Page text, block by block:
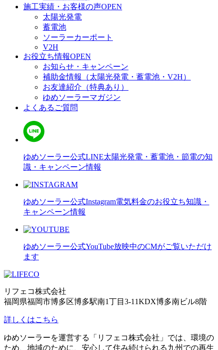
施工実績・お客様の声OPEN
太陽光発電
蓄電池
ソーラーカーポート
V2H
お役立ち情報OPEN
お知らせ・キャンペーン
補助金情報（太陽光発電・蓄電池・V2H）
お友達紹介（特典あり）
ゆめソーラーマガジン
よくあるご質問
ゆめソーラー公式LINE太陽光発電・蓄電池・節電の知
識・キャンペーン情報
ゆめソーラー公式Instagram電気料金のお役立ち知識・
キャンペーン情報
ゆめソーラー公式YouTube放映中のCMがご覧いただけ
ます
リフェコ株式会社
福岡県福岡市博多区博多駅南1丁目3-11KDX博多南ビル8階
詳しくはこちら
ゆめソーラーを運営する「リフェコ株式会社」では、環境の
ため、地域のために、安心して住み続けられる九州での再生